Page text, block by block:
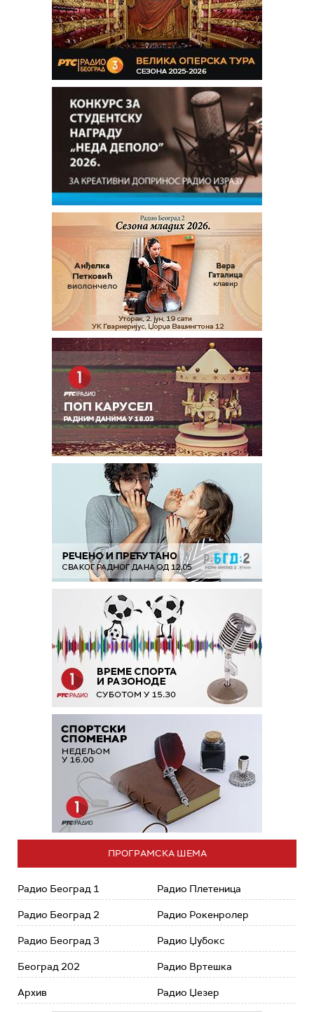
ПРОГРАМСКА ШЕМА
Радио Београд 1
Радио Београд 2
Радио Београд 3
Београд 202
Архив
Радио Плетеница
Радио Рокенролер
Радио Џубокс
Радио Вртешка
Радио Џезер